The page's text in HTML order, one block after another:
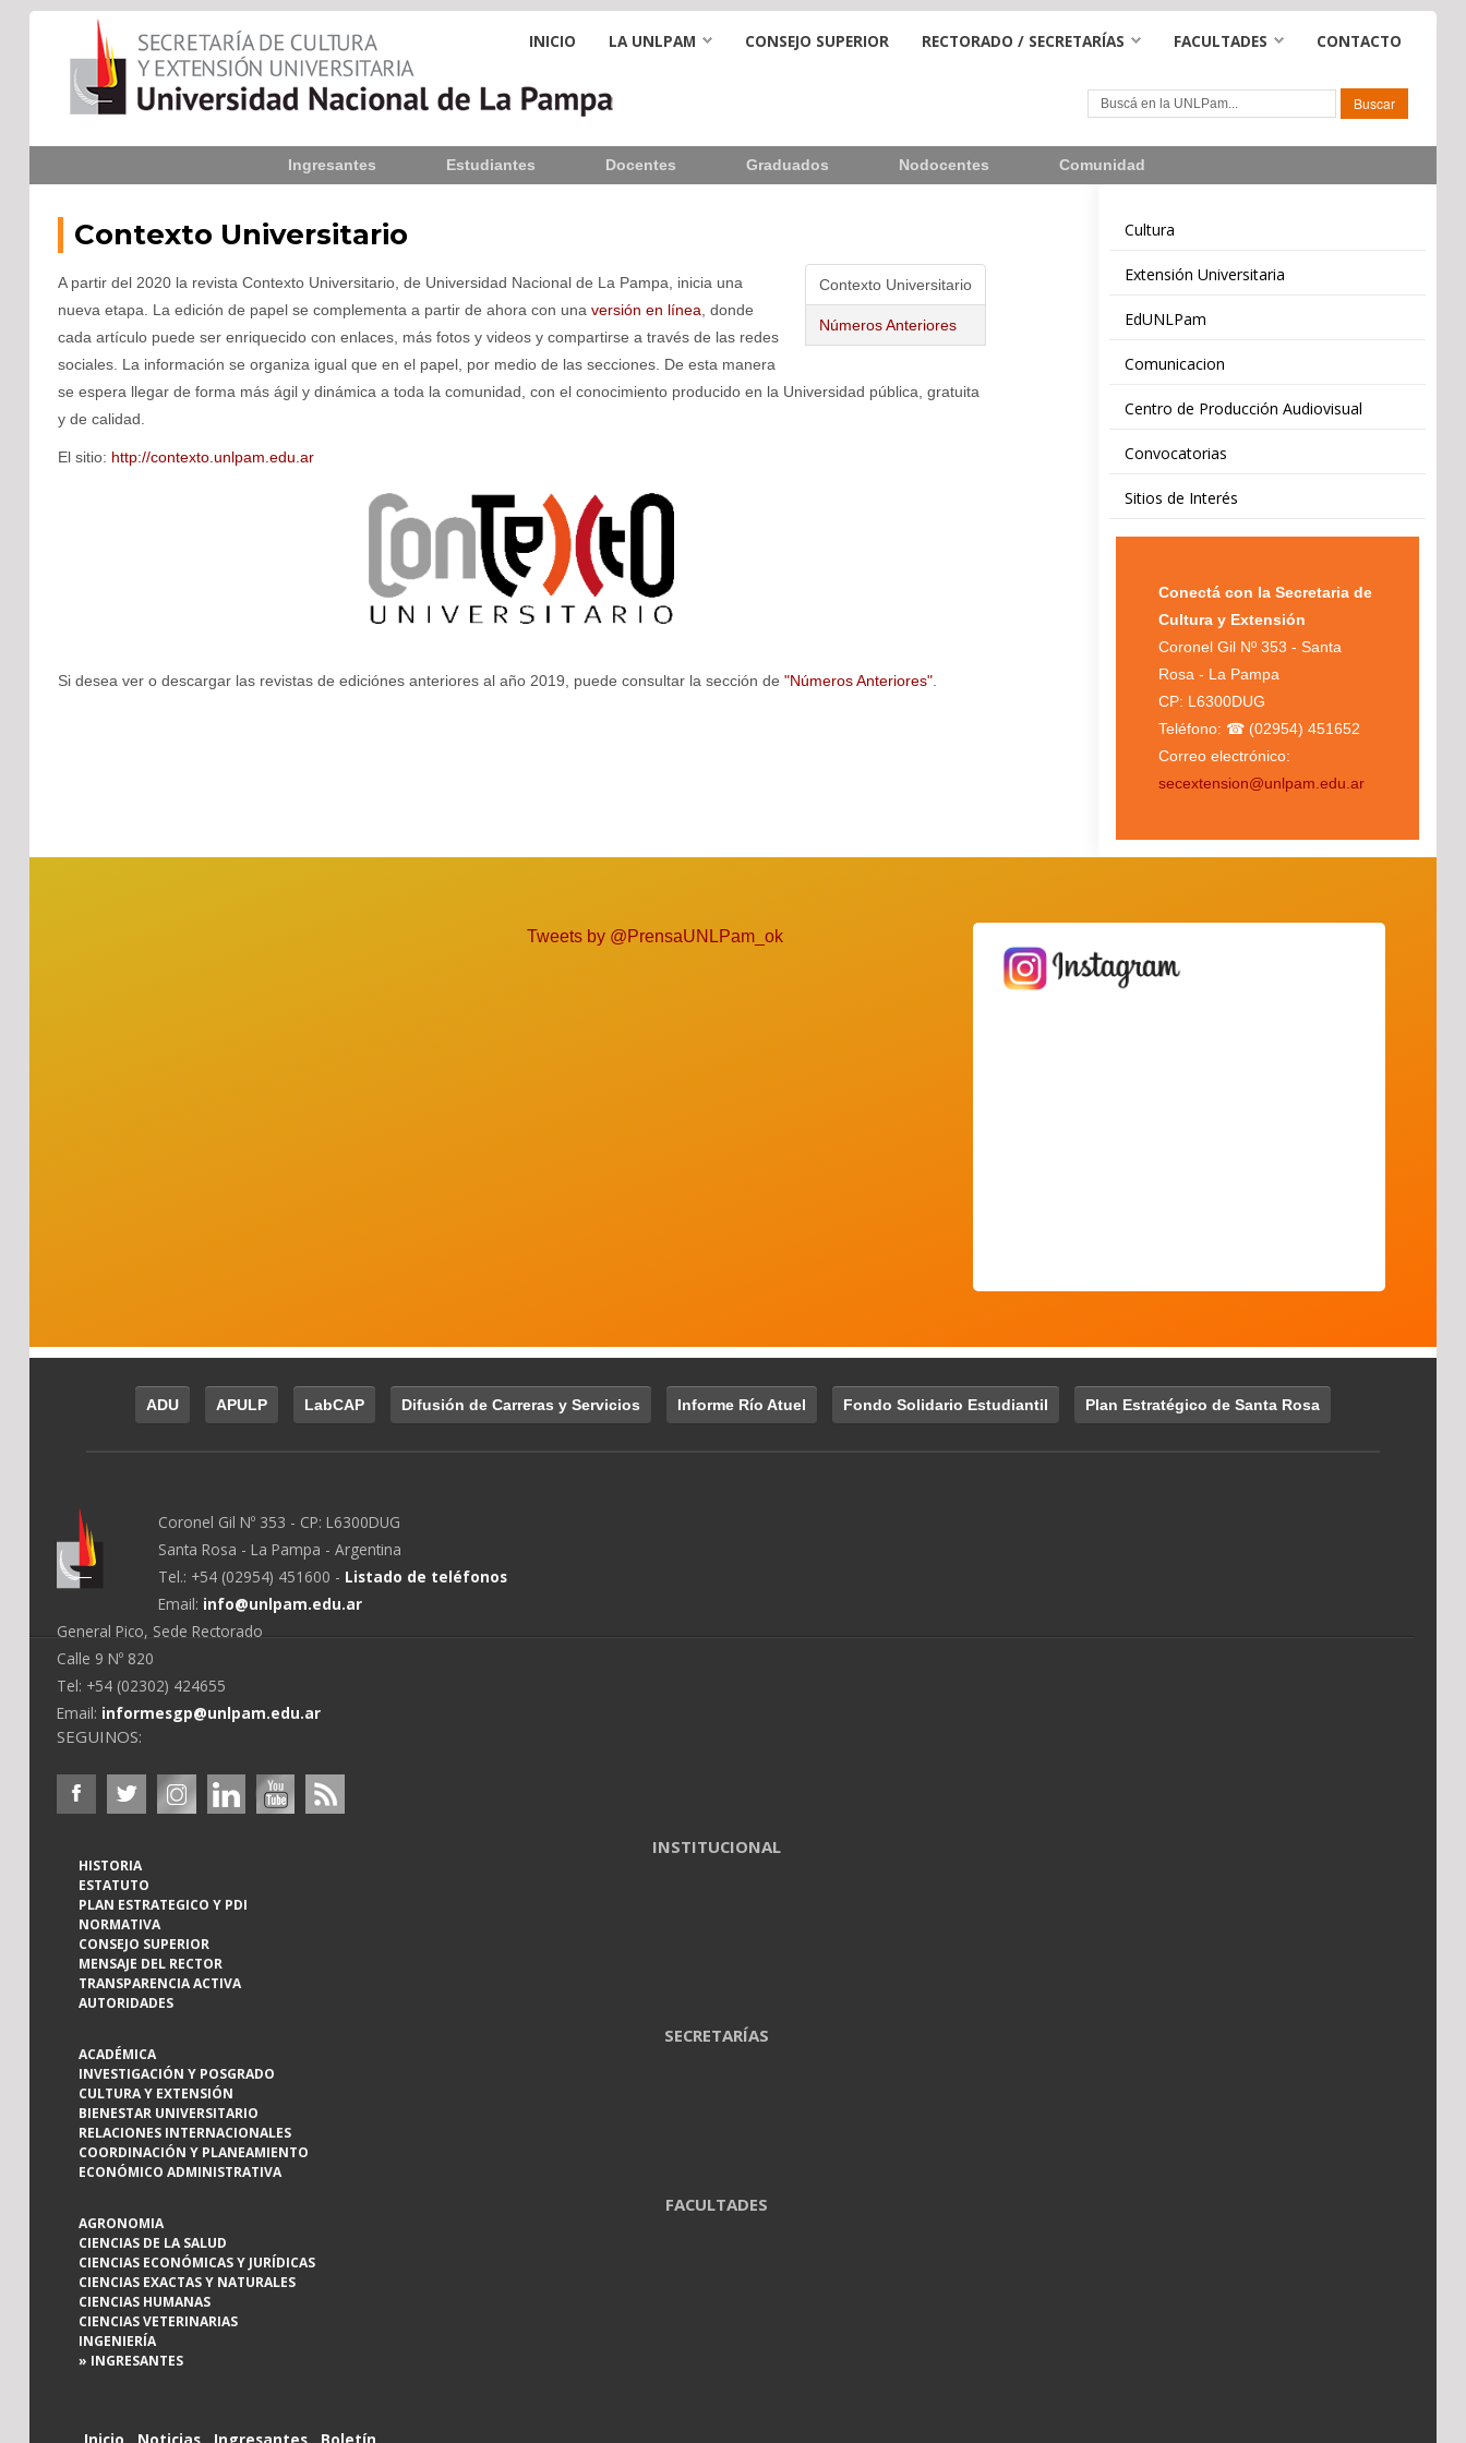
La UNLPam
Consejo Superior
Rectorado / Secretarías
Facultades
Contacto
Seguínosen:
INICIO LA UNLPAM CONSEJO SUPERIOR RECTORADO / SECRETARÍAS FACULTADES CONTACTO
Ingresantes Estudiantes Docentes Graduados Nodocentes Comunidad
Contexto Universitario
Contexto Universitario
Números Anteriores
A partir del 2020 la revista Contexto Universitario, de Universidad Nacional de La Pampa, inicia una
nueva etapa. La edición de papel se complementa a partir de ahora con una versión en línea , donde
cada artículo puede ser enriquecido con enlaces, más fotos y videos y compartirse a través de las redes
sociales. La información se organiza igual que en el papel, por medio de las secciones. De esta manera
se espera llegar de forma más ágil y dinámica a toda la comunidad, con el conocimiento producido en la Universidad pública, gratuita
y de calidad.
El sitio: http://contexto.unlpam.edu.ar
Si desea ver o descargar las revistas de ediciónes anteriores al año 2019, puede consultar la sección de "Números Anteriores".
Cultura
Extensión Universitaria
EdUNLPam
Comunicacion
Centro de Producción Audiovisual
Convocatorias
Sitios de Interés
Conectá con la Secretaria de
Cultura y Extensión
Coronel Gil Nº 353 - Santa
Rosa - La Pampa
CP: L6300DUG
Teléfono: ☎ (02954) 451652
Correo electrónico:
secextension@unlpam.edu.ar
Tweets by @PrensaUNLPam_ok
ADU APULP LabCAP Difusión de Carreras y Servicios Informe Río Atuel Fondo Solidario Estudiantil Plan Estratégico de Santa Rosa
Coronel Gil Nº 353 - CP: L6300DUG
Santa Rosa - La Pampa - Argentina
Tel.: +54 (02954) 451600 - Listado de teléfonos
Email: info@unlpam.edu.ar
General Pico, Sede Rectorado
Calle 9 Nº 820
Tel: +54 (02302) 424655
Email: informesgp@unlpam.edu.ar
SEGUINOS:
INSTITUCIONAL
HISTORIA
ESTATUTO
PLAN ESTRATEGICO Y PDI
NORMATIVA
CONSEJO SUPERIOR
MENSAJE DEL RECTOR
TRANSPARENCIA ACTIVA
AUTORIDADES
SECRETARÍAS
ACADÉMICA
INVESTIGACIÓN Y POSGRADO
CULTURA Y EXTENSIÓN
BIENESTAR UNIVERSITARIO
RELACIONES INTERNACIONALES
COORDINACIÓN Y PLANEAMIENTO
ECONÓMICO ADMINISTRATIVA
FACULTADES
AGRONOMIA
CIENCIAS DE LA SALUD
CIENCIAS ECONÓMICAS Y JURÍDICAS
CIENCIAS EXACTAS Y NATURALES
CIENCIAS HUMANAS
CIENCIAS VETERINARIAS
INGENIERÍA
» INGRESANTES